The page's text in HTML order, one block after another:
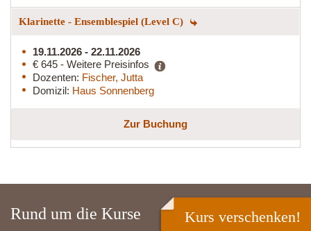
Klarinette - Ensemblespiel (Level C)
19.11.2026 - 22.11.2026
€ 645 - Weitere Preisinfos
Dozenten: Fischer, Jutta
Domizil: Haus Sonnenberg
Zur Buchung
Rund um die Kurse Kurs verschenken!